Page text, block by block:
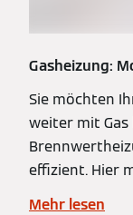
Gasheizung:
Sie möchten
weiter mit Gas
effizient. Hier
Mehr lesen